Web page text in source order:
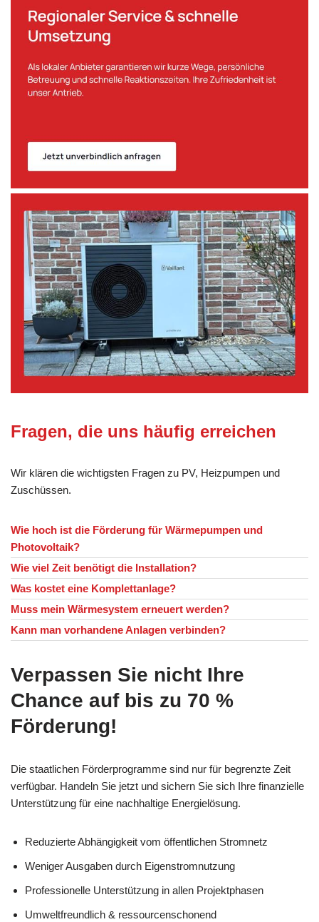
Fragen, die uns häufig erreichen
Wir klären die wichtigsten Fragen zu PV, Heizpumpen und
Zuschüssen.
Wie hoch ist die Förderung für Wärmepumpen und
Photovoltaik?
Wie viel Zeit benötigt die Installation?
Was kostet eine Komplettanlage?
Muss mein Wärmesystem erneuert werden?
Kann man vorhandene Anlagen verbinden?
Verpassen Sie nicht Ihre
Chance auf bis zu 70 %
Förderung!
Die staatlichen Förderprogramme sind nur für begrenzte Zeit
verfügbar. Handeln Sie jetzt und sichern Sie sich Ihre finanzielle
Unterstützung für eine nachhaltige Energielösung.
Reduzierte Abhängigkeit vom öffentlichen Stromnetz
Weniger Ausgaben durch Eigenstromnutzung
Professionelle Unterstützung in allen Projektphasen
Umweltfreundlich & ressourcenschonend